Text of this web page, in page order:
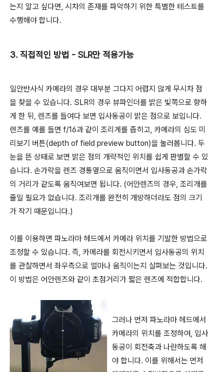
는지 알고 싶다면, 시차의 존재를 파악하기 위한 특별한 테스트를
수행해야 합니다.
3. 직접적인 방법 - SLR만 적용가능
일안반사식 카메라의 경우 대부분 그다지 어렵지 않게 무시차 점
을 찾을 수 있습니다. SLR의 경우 뷰파인더를 밝은 빛쪽으로 향하
게 한 뒤, 렌즈를 들여다 보면 입사동공이 밝은 점으로 보입니다.
렌즈를 예를 들면 f/16과 같이 조리게를 좁히고, 카메라의 심도 미
리보기 버튼(depth of field preview button)을 눌러봅니다. 두
눈을 뜬 상태로 보면 밝은 점의 개략적인 위치를 쉽게 판별할 수 있
습니다. 손가락을 렌즈 경통옆으로 움직이면서 입사동공과 손가락
의 거리가 같도록 움직여보면 됩니다. (어안렌즈의 경우, 조리개를
줄일 필요가 없습니다. 조리개를 완전히 개방하더라도 점의 크기
가 작기 때문입니다.)
이를 이용하면 파노라마 헤드에서 카메라 위치를 기발한 방법으로
조정할 수 있습니다. 즉, 카메라를 회전시키면서 입사동공의 위치
를 관찰하면서 좌우측으로 얼마나 움직이는지 살펴보는 것입니다.
이 방법은 어안렌즈와 같이 초점거리가 짧은 렌즈에 적합합니다.
그러나 먼저 파노라마 헤드에서
카메라의 위치를 조정하여, 입사
동공이 회전축과 나란하도록 해
야 합니다. 이를 위해서는 먼저